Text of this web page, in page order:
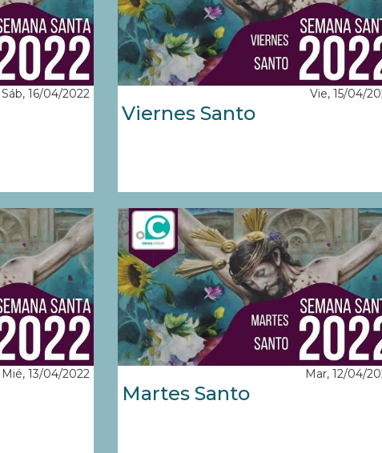
Sáb, 16/04/2022 Vie, 15/04/
Viernes Santo
Mié, 13/04/2022 Mar, 12/04/
Martes Santo